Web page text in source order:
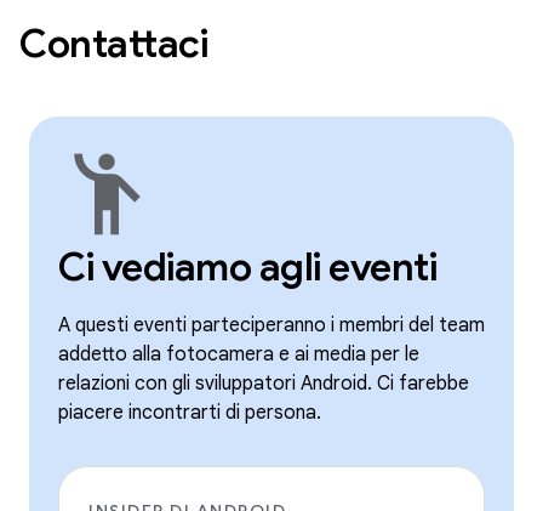
Contattaci
emoji_people
Ci vediamo agli eventi
A questi eventi parteciperanno i membri del team
addetto alla fotocamera e ai media per le
relazioni con gli sviluppatori Android. Ci farebbe
piacere incontrarti di persona.